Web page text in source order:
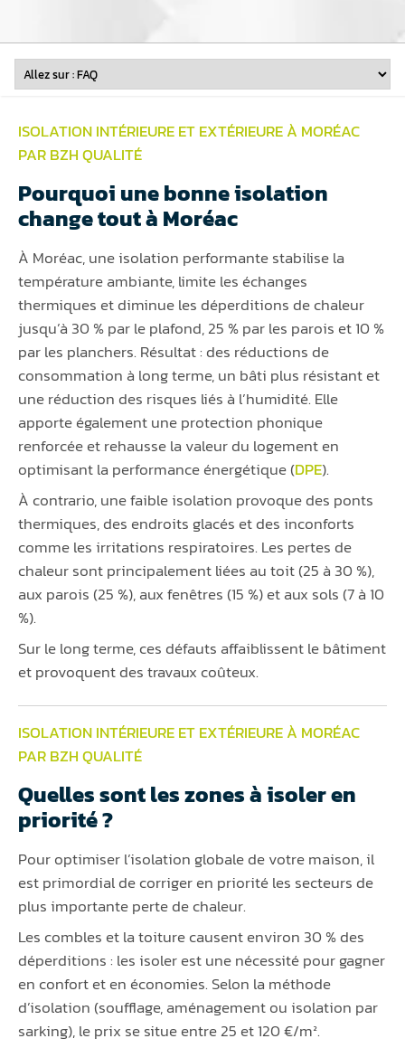
ISOLATION INTÉRIEURE ET EXTÉRIEURE À MORÉAC
PAR BZH QUALITÉ
Pourquoi une bonne isolation
change tout à Moréac
À Moréac, une isolation performante stabilise la
température ambiante, limite les échanges
thermiques et diminue les déperditions de chaleur
jusqu’à 30 % par le plafond, 25 % par les parois et 10 %
par les planchers. Résultat : des réductions de
consommation à long terme, un bâti plus résistant et
une réduction des risques liés à l’humidité. Elle
apporte également une protection phonique
renforcée et rehausse la valeur du logement en
optimisant la performance énergétique (DPE).
À contrario, une faible isolation provoque des ponts
thermiques, des endroits glacés et des inconforts
comme les irritations respiratoires. Les pertes de
chaleur sont principalement liées au toit (25 à 30 %),
aux parois (25 %), aux fenêtres (15 %) et aux sols (7 à 10
%).
Sur le long terme, ces défauts affaiblissent le bâtiment
et provoquent des travaux coûteux.
ISOLATION INTÉRIEURE ET EXTÉRIEURE À MORÉAC
PAR BZH QUALITÉ
Quelles sont les zones à isoler en
priorité ?
Pour optimiser l’isolation globale de votre maison, il
est primordial de corriger en priorité les secteurs de
plus importante perte de chaleur.
Les combles et la toiture causent environ 30 % des
déperditions : les isoler est une nécessité pour gagner
en confort et en économies. Selon la méthode
d’isolation (soufflage, aménagement ou isolation par
sarking), le prix se situe entre 25 et 120 €/m².